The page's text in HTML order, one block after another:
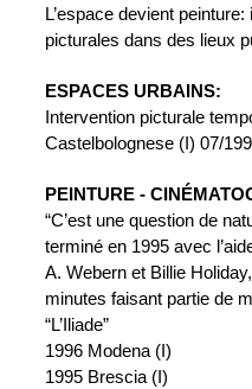
L’espace devient
picturales dans des lieux
ESPACES URBAINS:
Intervention picturale
Castelbolognese (I) 07/
PEINTURE -
“C’est une question de
terminé en 1995 avec
A. Webern et Billie
minutes faisant partie de
“L’Iliade”
1996 Modena (I)
1995 Brescia (I)